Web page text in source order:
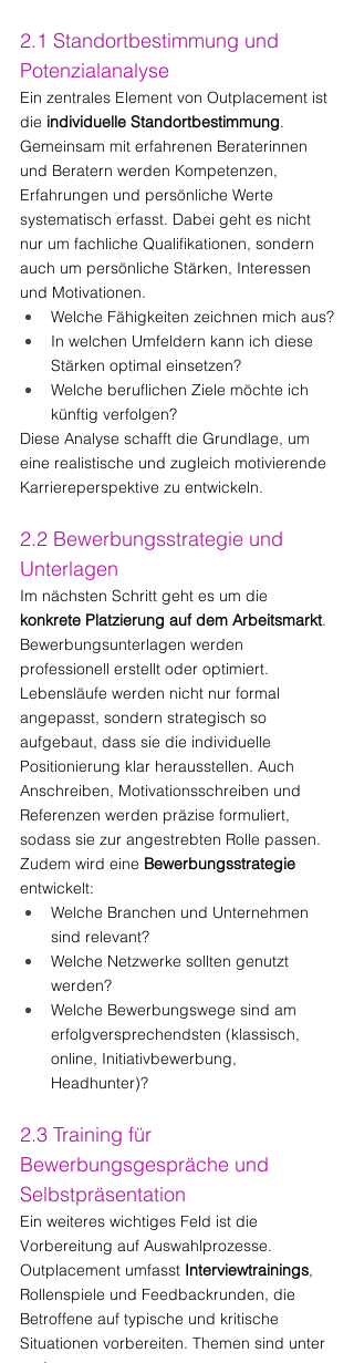
2.1 Standortbestimmung und
Potenzialanalyse
Ein zentrales Element von Outplacement ist
die individuelle Standortbestimmung.
Gemeinsam mit erfahrenen Beraterinnen
und Beratern werden Kompetenzen,
Erfahrungen und persönliche Werte
systematisch erfasst. Dabei geht es nicht
nur um fachliche Qualifikationen, sondern
auch um persönliche Stärken, Interessen
und Motivationen.
Welche Fähigkeiten zeichnen mich aus?
In welchen Umfeldern kann ich diese
Stärken optimal einsetzen?
Welche beruflichen Ziele möchte ich
künftig verfolgen?
Diese Analyse schafft die Grundlage, um
eine realistische und zugleich motivierende
Karriereperspektive zu entwickeln.
2.2 Bewerbungsstrategie und
Unterlagen
Im nächsten Schritt geht es um die
konkrete Platzierung auf dem Arbeitsmarkt.
Bewerbungsunterlagen werden
professionell erstellt oder optimiert.
Lebensläufe werden nicht nur formal
angepasst, sondern strategisch so
aufgebaut, dass sie die individuelle
Positionierung klar herausstellen. Auch
Anschreiben, Motivationsschreiben und
Referenzen werden präzise formuliert,
sodass sie zur angestrebten Rolle passen.
Zudem wird eine Bewerbungsstrategie
entwickelt:
Welche Branchen und Unternehmen
sind relevant?
Welche Netzwerke sollten genutzt
werden?
Welche Bewerbungswege sind am
erfolgversprechendsten (klassisch,
online, Initiativbewerbung,
Headhunter)?
2.3 Training für
Bewerbungsgespräche und
Selbstpräsentation
Ein weiteres wichtiges Feld ist die
Vorbereitung auf Auswahlprozesse.
Outplacement umfasst Interviewtrainings,
Rollenspiele und Feedbackrunden, die
Betroffene auf typische und kritische
Situationen vorbereiten. Themen sind unter